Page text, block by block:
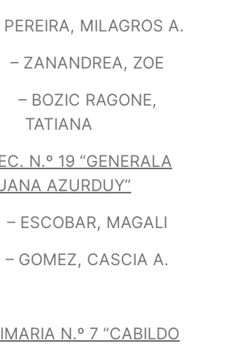
MILAGROS A.
ZOE
RAGONE,
TATIANA
N.º 19 “GENERALA
AZURDUY”
MAGALI
CASCIA A.
N.º 7 “CABILDO